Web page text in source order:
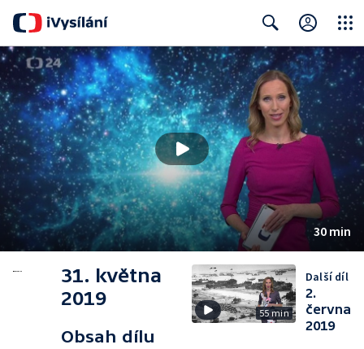
Search Close
30 min
31. května
2019
Obsah dílu
55 min
Další díl
2.
června
2019